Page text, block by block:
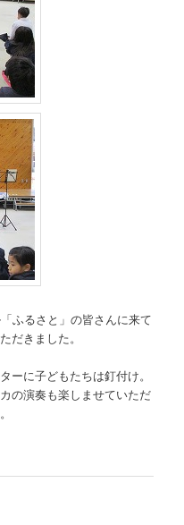
ふるさと」の皆さんに来て
だきました。
ーに子どもたちは釘付け。
の演奏も楽しませていただ